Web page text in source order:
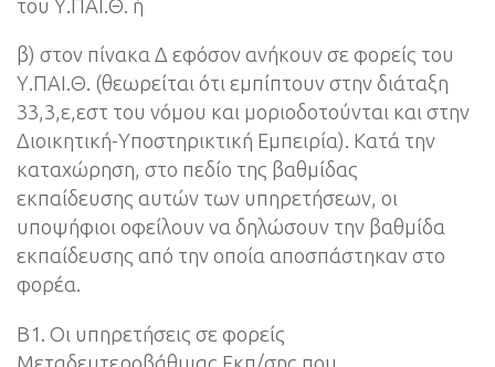
του Υ.ΠΑΙ.Θ. ή
β) στον πίνακα Δ εφόσον ανήκουν σε φορείς του
Υ.ΠΑΙ.Θ. (θεωρείται ότι εμπίπτουν στην διάταξη
33,3,ε,εστ του νόμου και μοριοδοτούνται και στην
Διοικητική-Υποστηρικτική Εμπειρία). Κατά την
καταχώρηση, στο πεδίο της βαθμίδας
εκπαίδευσης αυτών των υπηρετήσεων, οι
υποψήφιοι οφείλουν να δηλώσουν την βαθμίδα
εκπαίδευσης από την οποία αποσπάστηκαν στο
φορέα.
Β1. Οι υπηρετήσεις σε φορείς
Μεταδευτεροβάθμιας Εκπ/σης που